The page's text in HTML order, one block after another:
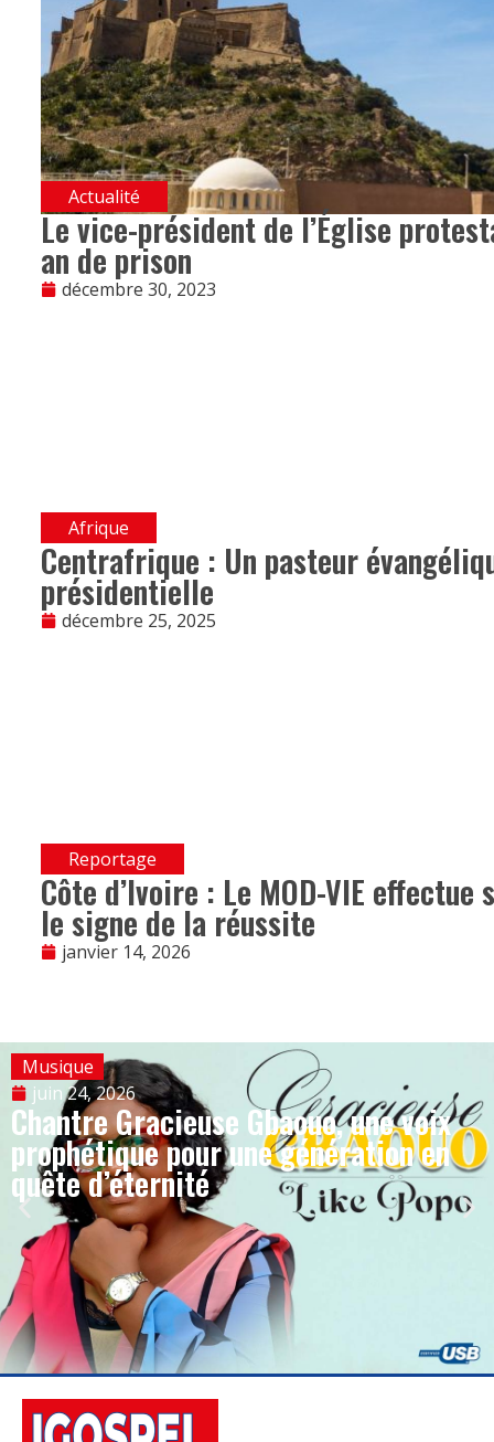
Actualité
Le vice-président de l’Église
an de prison
décembre 30, 2023
Afrique
Centrafrique : Un pasteur
présidentielle
décembre 25, 2025
Reportage
Côte d’Ivoire : Le MOD-VIE
le signe de la réussite
janvier 14, 2026
Musique
juin 24, 2026
Chantre Gracieuse Gbaouo, une voix
prophétique pour une génération en
quête d’éternité